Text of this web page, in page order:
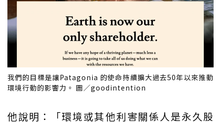
我們的目標是讓Patagonia 的使命持續擴大過去50年以來推動
環境行動的影響力。 圖／goodintention
他說明：「環境或其他利害關係人是永久股